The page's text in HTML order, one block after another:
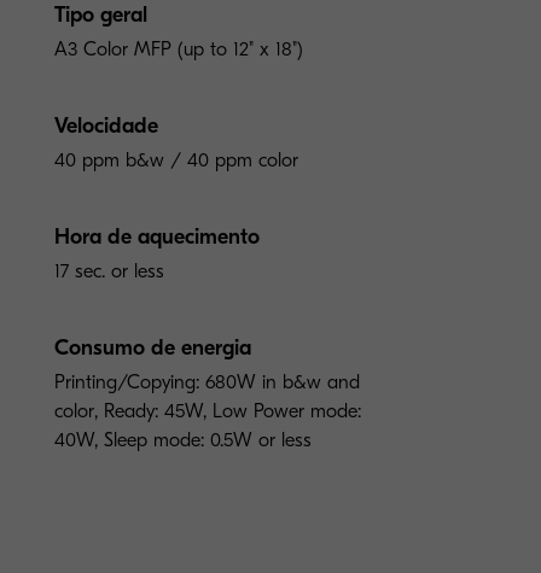
Tipo geral
A3 Color MFP (up to 12" x 18")
Velocidade
40 ppm b&w / 40 ppm color
Hora de aquecimento
17 sec. or less
Consumo de energia
Printing/Copying: 680W in b&w and
color, Ready: 45W, Low Power mode:
40W, Sleep mode: 0.5W or less